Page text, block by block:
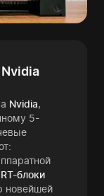
Nvidia,
5-
RT-блоки
новейшей